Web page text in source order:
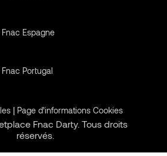
Espagne
Portugal
| Page d’informations Cookies
Fnac Darty. Tous droits
réservés.